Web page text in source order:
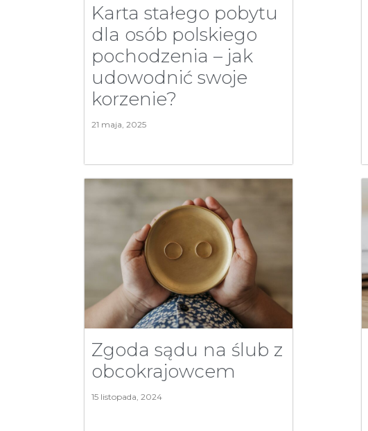
Karta stałego pobytu
dla osób polskiego
pochodzenia – jak
udowodnić swoje
korzenie?
21 maja, 2025
Zgoda sądu na ślub z
obcokrajowcem
15 listopada, 2024